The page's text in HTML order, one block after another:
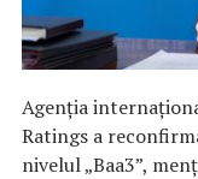
Agenția
Ratings a
nivelul „Baa3”,